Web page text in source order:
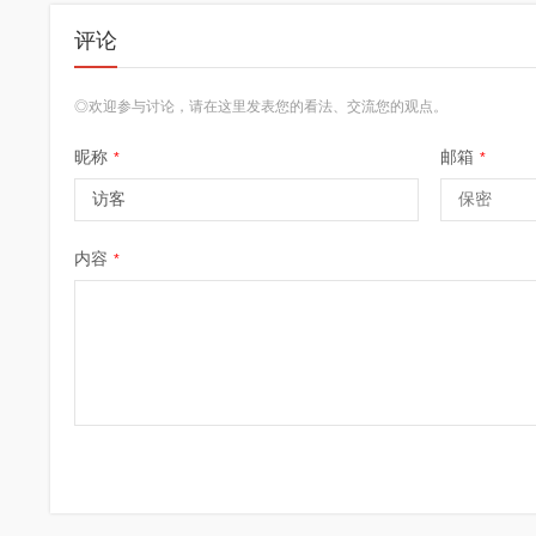
评论
◎欢迎参与讨论，请在这里发表您的看法、交流您的观点。
昵称 * 邮箱 *
内容 *